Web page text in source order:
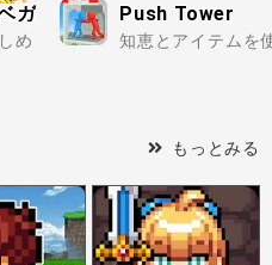
ガス
めるスロットゲームが沢山実
Push Tower
知恵とアイテムを
もっとみる